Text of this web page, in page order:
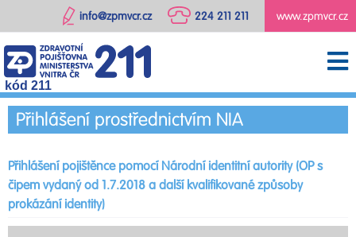
www.zpmvcr.cz
224 211 211
info@zpmvcr.cz
kód 211
Přihlášení prostřednictvím NIA
Přihlášení pojištěnce pomocí Národní identitní autority (OP s
čipem vydaný od 1.7.2018 a další kvalifikované způsoby
prokázání identity)